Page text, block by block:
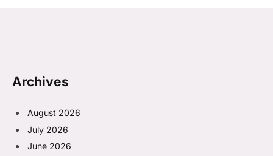
Archives
August 2026
July 2026
June 2026